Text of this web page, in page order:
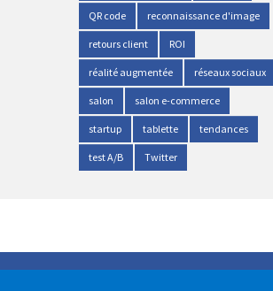
QR code reconnaissance d'image
retours client ROI
réalité augmentée réseaux sociaux
salon salon e-commerce
startup tablette tendances
test A/B Twitter